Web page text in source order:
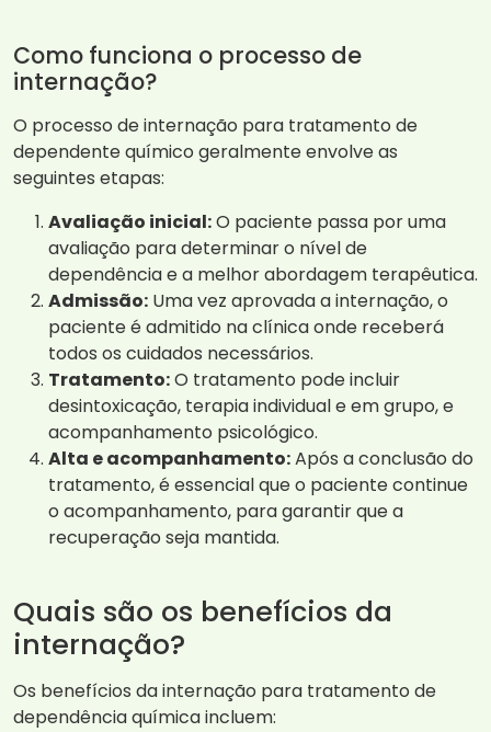
Como funciona o processo de
internação?
O processo de internação para tratamento de
dependente químico geralmente envolve as
seguintes etapas:
Avaliação inicial:O paciente passa por uma
avaliação para determinar o nível de
dependência e a melhor abordagem terapêutica.
Admissão: Uma vez aprovada a internação, o
paciente é admitido na clínica onde receberá
todos os cuidados necessários.
Tratamento:O tratamento pode incluir
desintoxicação, terapia individual e em grupo, e
acompanhamento psicológico.
Alta e acompanhamento:Após a conclusão do
tratamento, é essencial que o paciente continue
o acompanhamento, para garantir que a
recuperação seja mantida.
Quais são os benefícios da
internação?
Os benefícios da internação para tratamento de
dependência química incluem: